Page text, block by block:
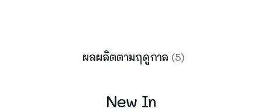
ผลผลิตตามฤดูกาล (5)
New In